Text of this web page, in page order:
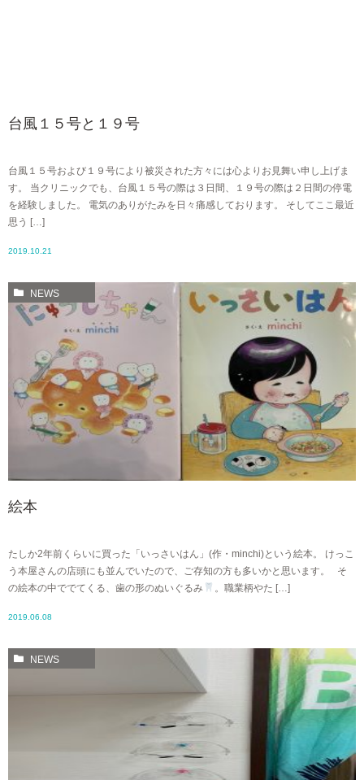
台風１５号と１９号
台風１５号および１９号により被災された方々には心よりお見舞い申し上げま
す。 当クリニックでも、台風１５号の際は３日間、１９号の際は２日間の停電
を経験しました。 電気のありがたみを日々痛感しております。 そしてここ最近
思う […]
2019.10.21
NEWS
絵本
たしか2年前くらいに買った「いっさいはん」(作・minchi)という絵本。 けっこ
う本屋さんの店頭にも並んでいたので、ご存知の方も多いかと思います。 そ
の絵本の中ででてくる、歯の形のぬいぐるみ
。職業柄やた […]
2019.06.08
NEWS